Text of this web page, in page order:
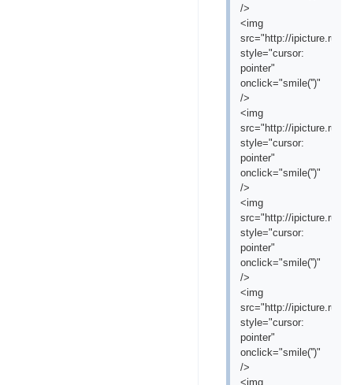
/>
<img
src="http://ipicture.ru/
style="cursor:
pointer"
onclick="smile('')"
/>
<img
src="http://ipicture.ru/
style="cursor:
pointer"
onclick="smile('')"
/>
<img
src="http://ipicture.ru/
style="cursor:
pointer"
onclick="smile('')"
/>
<img
src="http://ipicture.ru/
style="cursor:
pointer"
onclick="smile('')"
/>
<img